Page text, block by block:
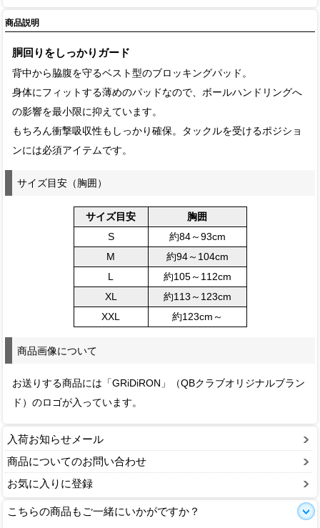
商品説明
胴回りをしっかりガード
背中から脇腹を守るベスト型のブロッキングパッド。
身体にフィットする薄めのパッドなので、ボールハンドリングへ
の影響を最小限に抑えています。
もちろん衝撃吸収性もしっかり確保。タックルを受けるポジショ
ンには必須アイテムです。
サイズ目安（胸囲）
サイズ目安
胸囲
S
約84～93cm
M
約94～104cm
L
約105～112cm
XL
約113～123cm
XXL
約123cm～
商品画像について
お送りする商品には「GRiDiRON」（QBクラブオリジナルブラン
ド）のロゴが入っています。
入荷お知らせメール
商品についてのお問い合わせ
お気に入りに登録
こちらの商品もご一緒にいかがですか？